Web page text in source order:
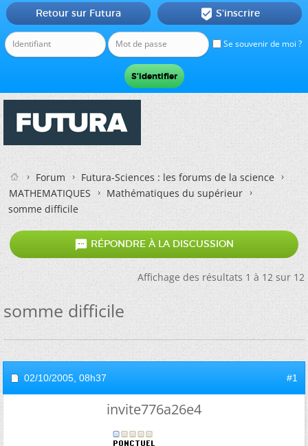
Se souvenir de moi ?
Retour sur Futura  S'inscrire
Forum
Futura-Sciences : les forums de la science
MATHEMATIQUES
Mathématiques du supérieur
somme difficile
 RÉPONDRE À LA DISCUSSION
Affichage des résultats 1 à 12 sur 12
somme difficile
02/10/2005, 08h37 #1
invite776a26e4